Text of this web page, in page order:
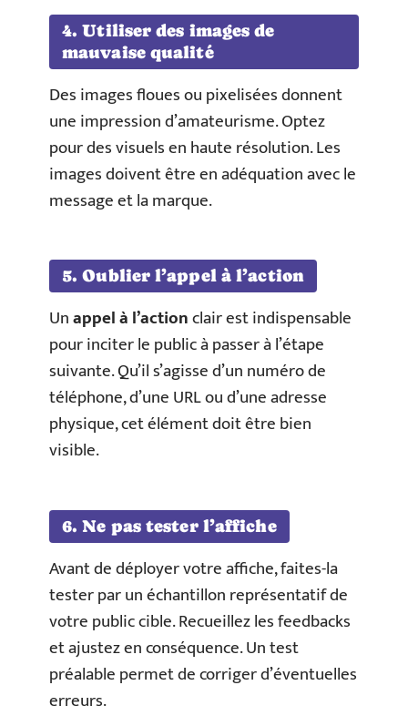
4. Utiliser des images de
mauvaise qualité
Des images floues ou pixelisées donnent
une impression d’amateurisme. Optez
pour des visuels en haute résolution. Les
images doivent être en adéquation avec le
message et la marque.
5. Oublier l’appel à l’action
Unappel à l’actionclair est indispensable
pour inciter le public à passer à l’étape
suivante. Qu’il s’agisse d’un numéro de
téléphone, d’une URL ou d’une adresse
physique, cet élément doit être bien
visible.
6. Ne pas tester l’affiche
Avant de déployer votre affiche, faites-la
tester par un échantillon représentatif de
votre public cible. Recueillez les feedbacks
et ajustez en conséquence. Un test
préalable permet de corriger d’éventuelles
erreurs.